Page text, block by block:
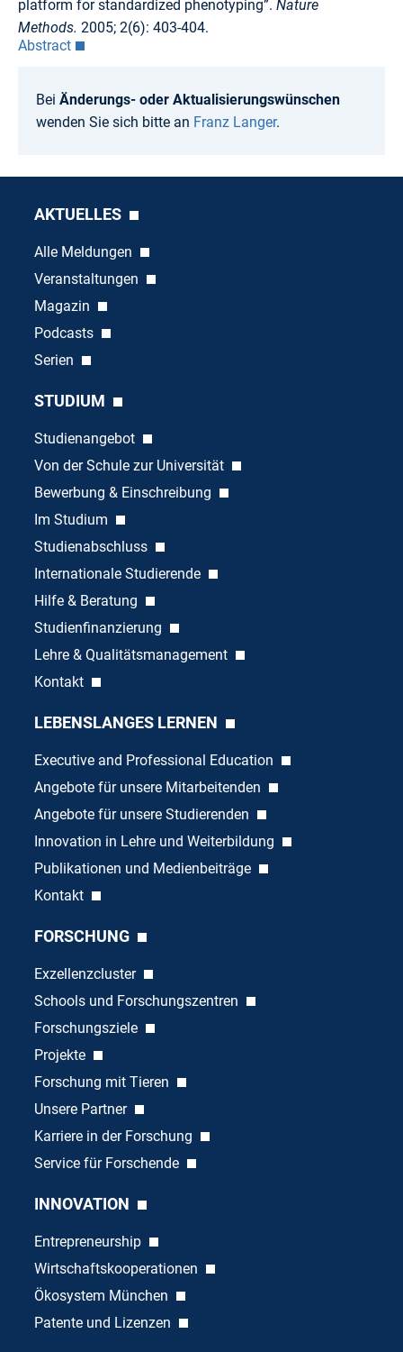
platform for standardized phenotyping”. Nature
Methods. 2005; 2(6): 403-404.
Abstract
Bei Änderungs- oder Aktualisierungswünschen
wenden Sie sich bitte an Franz Langer.
AKTUELLES
Alle Meldungen
Veranstaltungen
Magazin
Podcasts
Serien
STUDIUM
Studienangebot
Von der Schule zur Universität
Bewerbung & Einschreibung
Im Studium
Studienabschluss
Internationale Studierende
Hilfe & Beratung
Studienfinanzierung
Lehre & Qualitätsmanagement
Kontakt
LEBENSLANGES LERNEN
Executive and Professional Education
Angebote für unsere Mitarbeitenden
Angebote für unsere Studierenden
Innovation in Lehre und Weiterbildung
Publikationen und Medienbeiträge
Kontakt
FORSCHUNG
Exzellenzcluster
Schools und Forschungszentren
Forschungsziele
Projekte
Forschung mit Tieren
Unsere Partner
Karriere in der Forschung
Service für Forschende
INNOVATION
Entrepreneurship
Wirtschaftskooperationen
Ökosystem München
Patente und Lizenzen